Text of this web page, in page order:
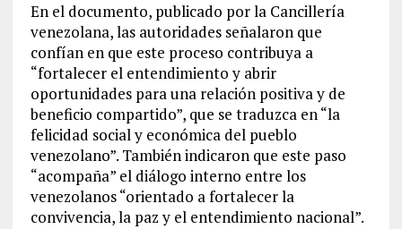
En el documento, publicado por la Cancillería
venezolana, las autoridades señalaron que
confían en que este proceso contribuya a
“fortalecer el entendimiento y abrir
oportunidades para una relación positiva y de
beneficio compartido”, que se traduzca en “la
felicidad social y económica del pueblo
venezolano”. También indicaron que este paso
“acompaña” el diálogo interno entre los
venezolanos “orientado a fortalecer la
convivencia, la paz y el entendimiento nacional”.